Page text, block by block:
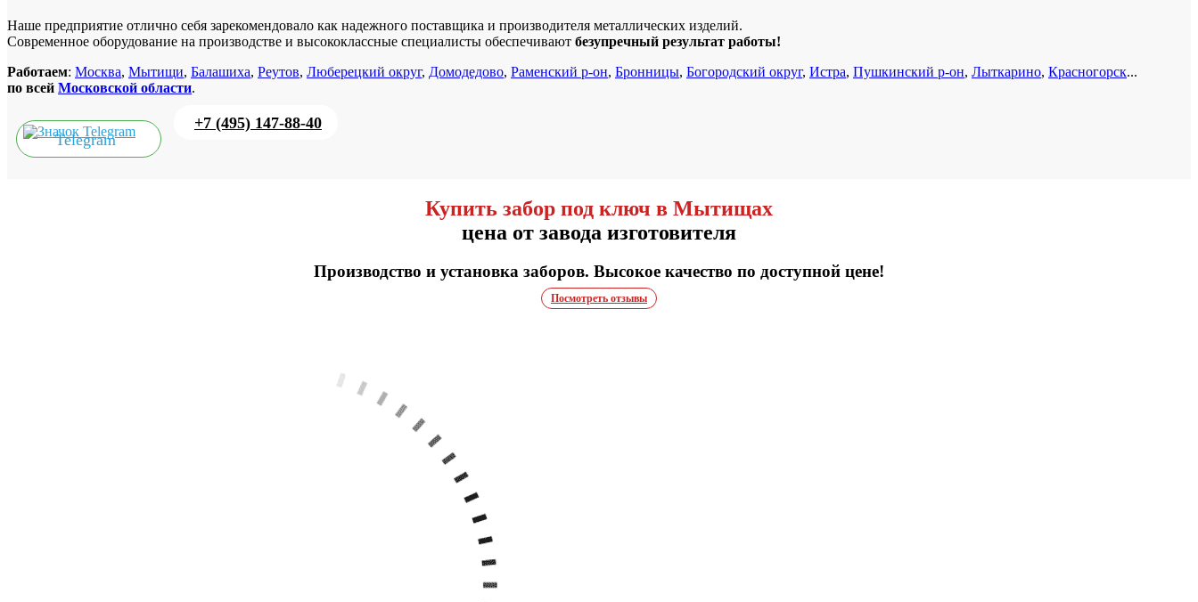
Наше предприятие отлично себя зарекомендовало как надежного поставщика и производителя металлических изделий.
Современное оборудование на производстве и высококлассные специалисты обеспечивают безупречный результат работы!
Работаем: Москва, Мытищи, Балашиха, Реутов, Люберецкий округ, Домодедово, Раменский р-он, Бронницы, Богородский округ, Истра, Пушкинский р-он, Лыткарино, Красногорск...
по всей Московской области.
Telegram
+7 (495) 147-88-40
Купить забор под ключ в Мытищах
цена от завода изготовителя
Производство и установка заборов. Высокое качество по доступной цене!
Посмотреть отзывы